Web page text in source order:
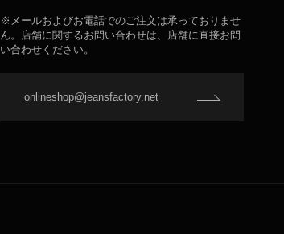
※メールおよびお電話でのご注文は承っておりませ
ん。店舗に関するお問い合わせは、店舗に直接お問
い合わせください。
onlineshop@jeansfactory.net